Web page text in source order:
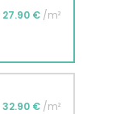
27.90 € /m²
32.90 € /m²